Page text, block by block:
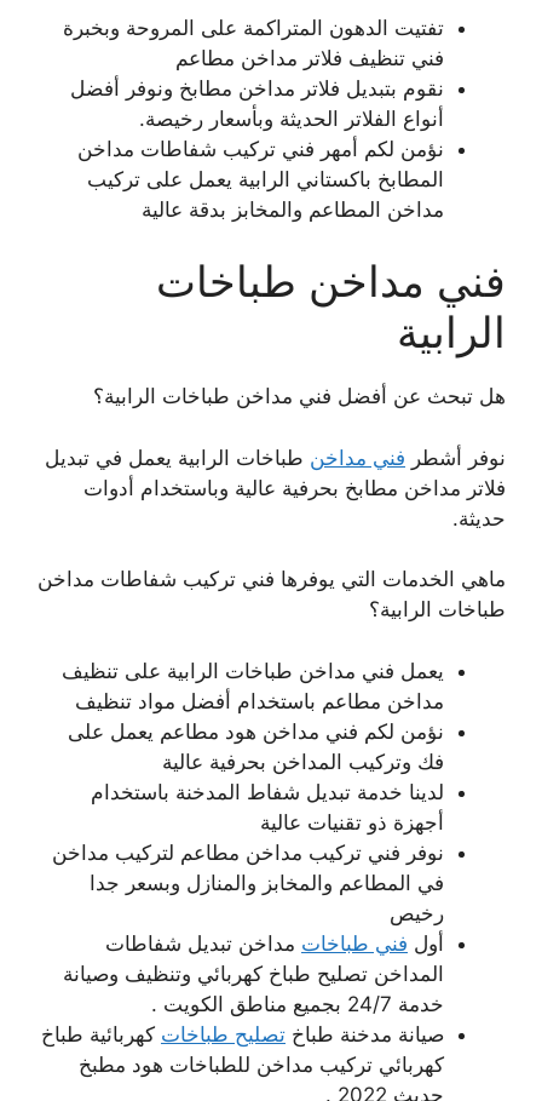
تفتيت الدهون المتراكمة على المروحة وبخبرة
فني تنظيف فلاتر مداخن مطاعم
نقوم بتبديل فلاتر مداخن مطابخ ونوفر أفضل
أنواع الفلاتر الحديثة وبأسعار رخيصة.
نؤمن لكم أمهر فني تركيب شفاطات مداخن
المطابخ باكستاني الرابية يعمل على تركيب
مداخن المطاعم والمخابز بدقة عالية
فني مداخن طباخات
الرابية
هل تبحث عن أفضل فني مداخن طباخات الرابية؟
نوفر أشطر فني مداخن طباخات الرابية يعمل في تبديل
فلاتر مداخن مطابخ بحرفية عالية وباستخدام أدوات
حديثة.
ماهي الخدمات التي يوفرها فني تركيب شفاطات مداخن
طباخات الرابية؟
يعمل فني مداخن طباخات الرابية على تنظيف
مداخن مطاعم باستخدام أفضل مواد تنظيف
نؤمن لكم فني مداخن هود مطاعم يعمل على
فك وتركيب المداخن بحرفية عالية
لدينا خدمة تبديل شفاط المدخنة باستخدام
أجهزة ذو تقنيات عالية
نوفر فني تركيب مداخن مطاعم لتركيب مداخن
في المطاعم والمخابز والمنازل وبسعر جدا
رخيص
أول فني طباخات مداخن تبديل شفاطات
المداخن تصليح طباخ كهربائي وتنظيف وصيانة
خدمة 24/7 بجميع مناطق الكويت .
صيانة مدخنة طباخ تصليح طباخات كهربائية طباخ
كهربائي تركيب مداخن للطباخات هود مطبخ
حديث 2022 .